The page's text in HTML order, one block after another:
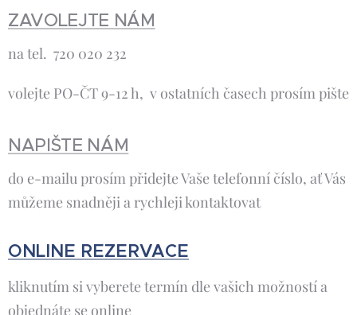
ZAVOLEJTE NÁM
na tel. 720 020 232
volejte PO-ČT 9-12 h, v ostatních časech prosím pište
NAPIŠTE NÁM
do e-mailu prosím přidejte Vaše telefonní číslo, ať Vás
můžeme snadněji a rychleji kontaktovat
ONLINE REZERVACE
kliknutím si vyberete termín dle vašich možností a
objednáte se online